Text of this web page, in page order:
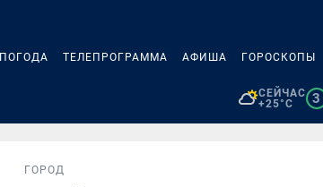
ПОГОДА ТЕЛЕПРОГРАММА АФИША ГОРОСКОПЫ
СЕЙЧАС
+25°C
3
ГОРОД